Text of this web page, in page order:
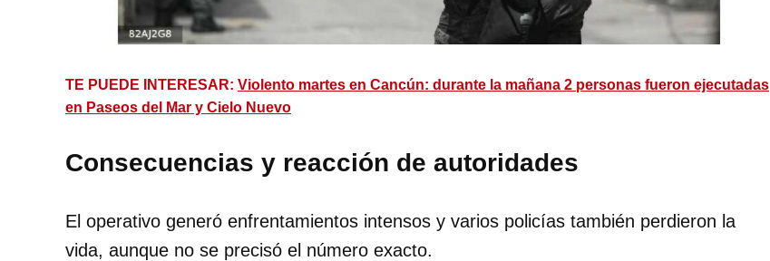
TE PUEDE INTERESAR: Violento martes en Cancún: durante la mañana 2 personas fueron ejecutadas
en Paseos del Mar y Cielo Nuevo
Consecuencias y reacción de autoridades
El operativo generó enfrentamientos intensos y varios policías también perdieron la
vida, aunque no se precisó el número exacto.